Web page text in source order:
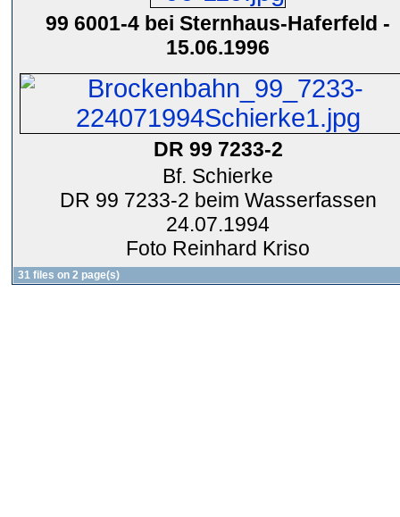
99 6001-4 bei Sternhaus-Haferfeld -
15.06.1996
DR 99 7233-2
Bf. Schierke
DR 99 7233-2 beim Wasserfassen
24.07.1994
Foto Reinhard Kriso
31 files on 2 page(s)